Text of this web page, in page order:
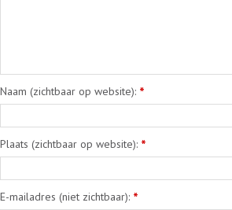
Naam (zichtbaar op website): *
Plaats (zichtbaar op website): *
E-mailadres (niet zichtbaar): *